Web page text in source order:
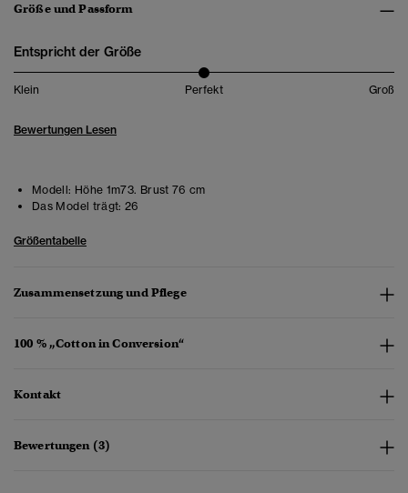
Größe und Passform
Entspricht der Größe
Klein Perfekt Groß
Bewertungen Lesen
Modell: Höhe 1m73. Brust 76 cm
Das Model trägt: 26
Größentabelle
Zusammensetzung und Pflege
100 % „Cotton in Conversion“
Kontakt
Bewertungen (3)